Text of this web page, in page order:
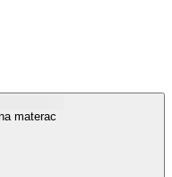
materac